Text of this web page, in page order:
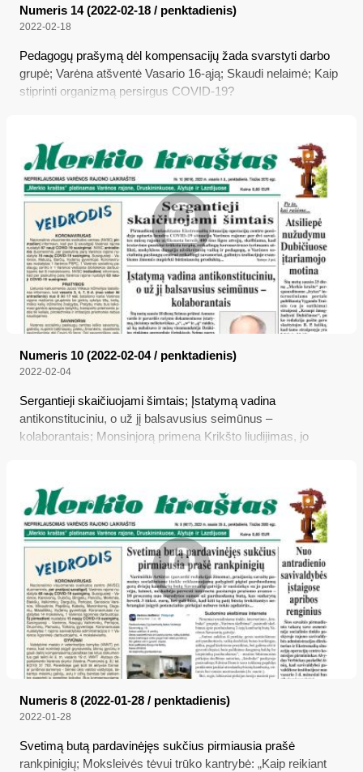
Numeris 14 (2022-02-18 / penktadienis)
2022-02-18
Pedagogų prašymą dėl kompensacijų žada svarstyti darbo
grupė; Varėna atšventė Vasario 16-ąją; Skaudi nelaimė; Kaip
stiprinti organizmą persirgus COVID-19?
Numeris 10 (2022-02-04 / penktadienis)
2022-02-04
Sergantieji skaičiuojami šimtais; Įstatymą vadina
antikonstituciniu, o už jį balsavusius seimūnus –
kolaborantais; Monsinjorą primena Krikšto liudijimas, jo
šeštadienį
Numeris 8 (2022-01-28 / penktadienis)
2022-01-28
Svetimą butą pardavinėjęs sukčius pirmiausia prašė
rankpinigių; Moksleivės tėvui trūko kantrybė: „Kaip reikiant